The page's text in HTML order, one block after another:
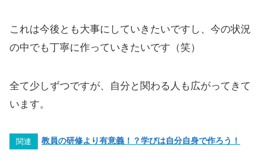
これは今後とも大事にしていきたいですし、今の状況
の中でも丁寧に作っていきたいです（笑）
全て少しずつですが、自分と関わる人も広がってきて
います。
関連 教員の研修より有意義！？学びは自分自身で作ろう！